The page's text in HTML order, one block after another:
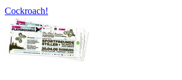
Cockroach!